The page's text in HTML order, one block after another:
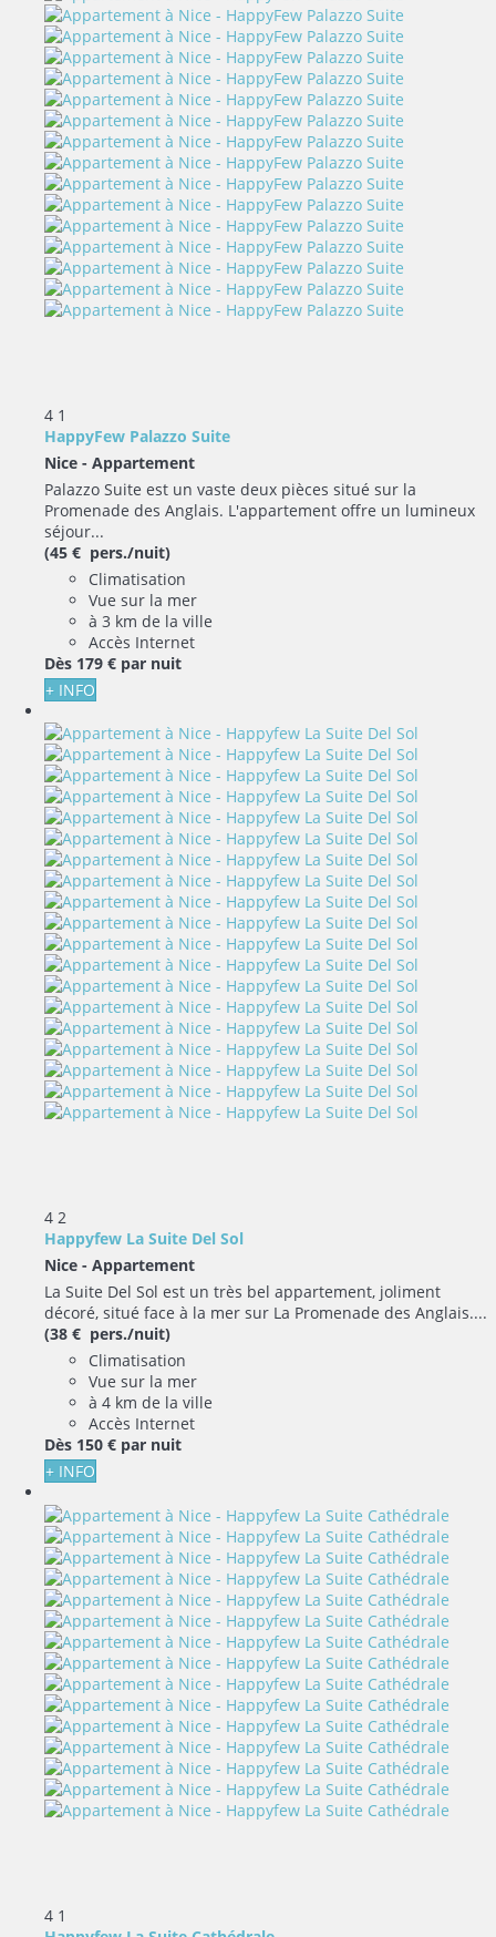
4 1
HappyFew Palazzo Suite
Nice - Appartement
Palazzo Suite est un vaste deux pièces situé sur la
Promenade des Anglais. L'appartement offre un lumineux
séjour...
(45 € pers./nuit)
Climatisation
Vue sur la mer
à 3 km de la ville
Accès Internet
Dès 179 € par nuit
+ INFO
4 2
Happyfew La Suite Del Sol
Nice - Appartement
La Suite Del Sol est un très bel appartement, joliment
décoré, situé face à la mer sur La Promenade des Anglais....
(38 € pers./nuit)
Climatisation
Vue sur la mer
à 4 km de la ville
Accès Internet
Dès 150 € par nuit
+ INFO
4 1